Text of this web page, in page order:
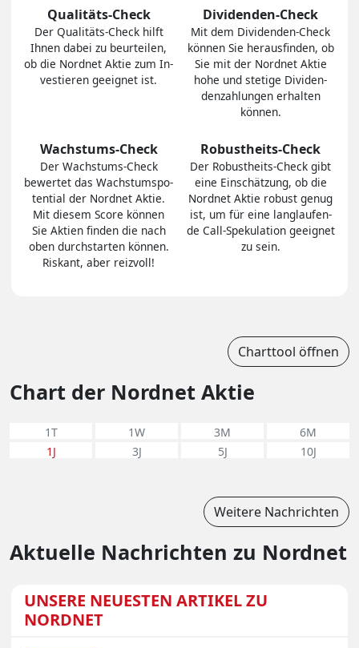
Qualitäts-Check
Der Quali­täts-Check hilft
Ihnen dabei zu be­ur­tei­len,
ob die Nordnet Aktie zum In­
ves­tie­ren geeig­net ist.
Dividenden-Check
Mit dem Divi­den­den-Check
können Sie heraus­finden, ob
Sie mit der Nordnet Aktie
hohe und stetige Divi­den­
den­zah­lungen er­hal­ten
können.
Wachstums-Check
Der Wachs­tums-Check
bewertet das Wachs­tums­po­
ten­tial der Nordnet Aktie.
Mit diesem Score können
Sie Aktien finden die nach
oben durch­star­ten können.
Riskant, aber reiz­voll!
Robustheits-Check
Der Robust­heits-Check gibt
eine Ein­schät­zung, ob die
Nordnet Aktie robust genug
ist, um für eine lang­lau­fen­
de Call-Spe­ku­la­tion ge­eig­net
zu sein.
Chart der Nordnet Aktie
Charttool öffnen
1T 1W 3M
6M
1J
3J 5J 10J
Aktuelle Nachrichten zu Nordnet
Weitere Nachrichten
UNSERE NEUESTEN ARTIKEL ZU
NORDNET